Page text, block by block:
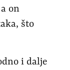
on
što
i dalje